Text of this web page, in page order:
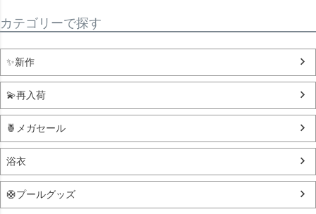
カテゴリーで探す
✨新作
💫再入荷
🍍メガセール
浴衣
🛟プールグッズ